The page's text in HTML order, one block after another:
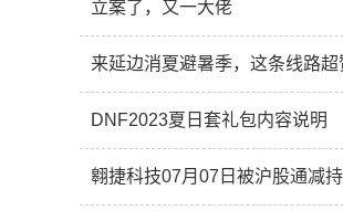
立案了，又一大佬
来延边消夏避暑季，这条线路超
DNF2023夏日套礼包内容说明
翱捷科技07月07日被沪股通减